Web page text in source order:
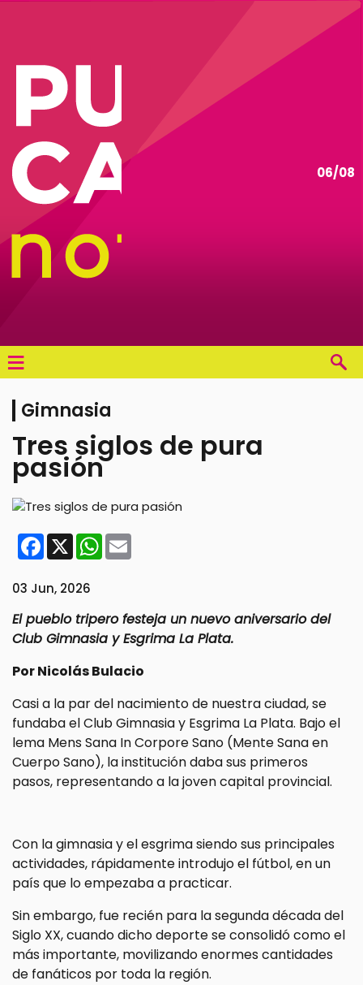
06/08
≡
Gimnasia
Tres siglos de pura
pasión
Facebook
X WhatsApp
Email
03 Jun, 2026
El pueblo tripero festeja un nuevo aniversario del
Club Gimnasia y Esgrima La Plata.
Por Nicolás Bulacio
Casi a la par del nacimiento de nuestra ciudad, se
fundaba el Club Gimnasia y Esgrima La Plata. Bajo el
lema Mens Sana In Corpore Sano (Mente Sana en
Cuerpo Sano), la institución daba sus primeros
pasos, representando a la joven capital provincial.
Con la gimnasia y el esgrima siendo sus principales
actividades, rápidamente introdujo el fútbol, en un
país que lo empezaba a practicar.
Sin embargo, fue recién para la segunda década del
Siglo XX, cuando dicho deporte se consolidó como el
más importante, movilizando enormes cantidades
de fanáticos por toda la región.